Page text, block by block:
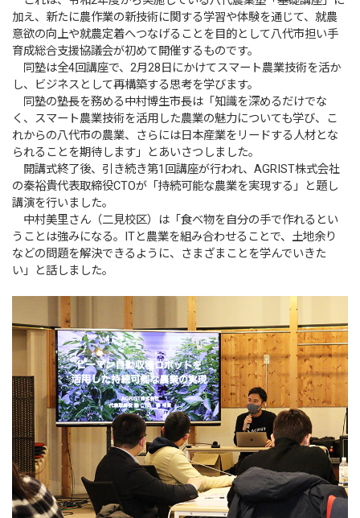
加え、新たに農作業の新技術に関する学習や体験を通じて、就農
意欲の向上や就農定着へつなげることを目的として八代市担い手
育成総合支援協議会が初めて開催するものです。
同塾は全4回講座で、2月28日にかけてスマート農業技術を活か
し、ビジネスとして再構築する思考を学びます。
同塾の塾長を務める中村博生市長は「知識を深めるだけでな
く、スマート農業技術を活用した農業の魅力についても学び、こ
れからの八代市の農業、さらには日本産業をリードする人材とな
られることを期待します」とあいさつしました。
開講式終了後、引き続き第1回講座が行われ、AGRIST株式会社
の秦裕貴代表取締役CTOが「持続可能な農業を実現する」と題し
講演を行いました。
中村美里さん（二見校区）は「食べ物を自分の手で作れるとい
うことは強みになる。ITと農業を組み合わせることで、土地余り
などの問題を解決できるように、さまざまことを学んでいきた
い」と話しました。